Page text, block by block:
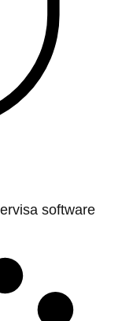
software